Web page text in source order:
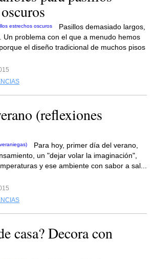
Pasillos demasiado largos,
Un problema con el que a menudo hemos
el diseño tradicional de muchos pisos
(reflexiones
Para hoy, primer día del verano,
un "dejar volar la imaginación",
y ese ambiente con sabor a sal...
casa? Decora con